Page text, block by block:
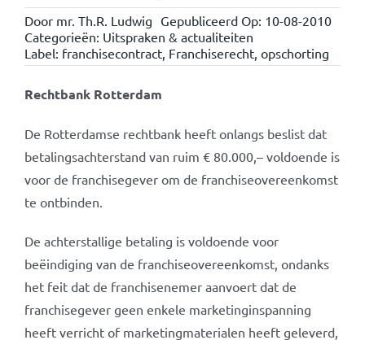
Door mr. Th.R. Ludwig Gepubliceerd Op: 10-08-2010
Categorieën: Uitspraken & actualiteiten
Label: franchisecontract, Franchiserecht, opschorting
Rechtbank Rotterdam
De Rotterdamse rechtbank heeft onlangs beslist dat
betalingsachterstand van ruim € 80.000,– voldoende is
voor de franchisegever om de franchiseovereenkomst
te ontbinden.
De achterstallige betaling is voldoende voor
beëindiging van de franchiseovereenkomst, ondanks
het feit dat de franchisenemer aanvoert dat de
franchisegever geen enkele marketinginspanning
heeft verricht of marketingmaterialen heeft geleverd,